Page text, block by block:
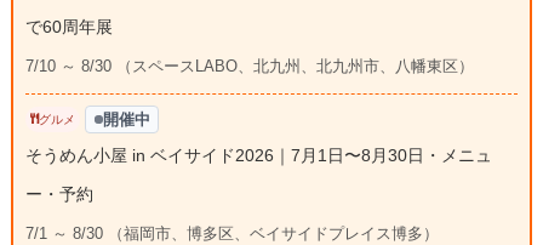
で60周年展
7/10 ～ 8/30 （スペースLABO、北九州、北九州市、八幡東区）
グルメ 開催中
そうめん小屋 in ベイサイド2026｜7月1日〜8月30日・メニュ
ー・予約
7/1 ～ 8/30 （福岡市、博多区、ベイサイドプレイス博多）